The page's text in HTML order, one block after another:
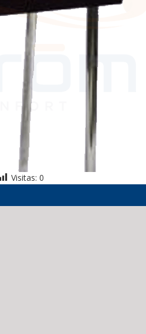
Visitas: 0